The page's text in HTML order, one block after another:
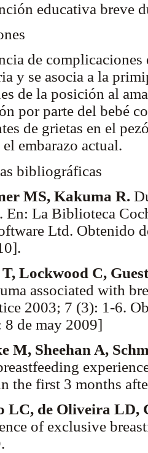
educativa breve
de complicaciones
y se asocia a la
de la posición al
por parte del bebé
de grietas en el
embarazo actual.
bibliográficas
MS, Kakuma R.
En: La Biblioteca
Ltd. Obtenido
T, Lockwood C,
associated with
2003; 7 (3): 1-6.
8 de may 2009]
M, Sheehan A,
the first 3 months
LC, de Oliveira LD,
of exclusive